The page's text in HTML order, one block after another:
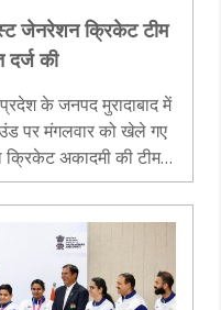
जेनरेशन क्रिकेट टीम
की
के जनपद मुरादाबाद में
पर मंगलवार को खेले गए
अकादमी की टीम ने
से शिकस्त देकर जी..